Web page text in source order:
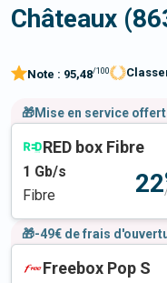
Châteaux
Note : 95,48/100
🎁Mise en service
RED box Fibre
1 Gb/s
Fibre
22
🎁-49€ de frais
Freebox Pop S